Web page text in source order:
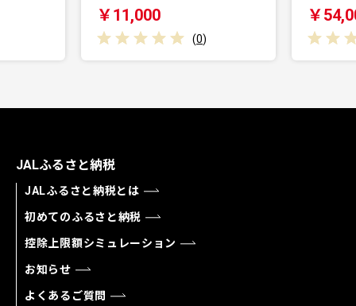
(0 ) (0 )
JALふるさと納税
JALふるさと納税とは
初めてのふるさと納税
控除上限額シミュレーション
お知らせ
よくあるご質問